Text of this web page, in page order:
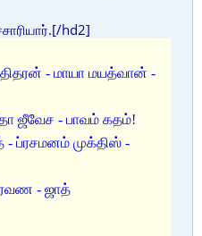
hd2]
- மாயா மயத்வான் -
ஜீவேச - பாவம் கதம்!
- ப்ரசமனம் முக்திஸ் -
- ஜாத்